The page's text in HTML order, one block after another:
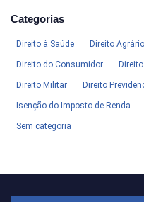
Categorias
Direito à Saúde Direito Agrário
Direito do Consumidor
Direito Militar Direito
Isenção do Imposto de Renda
Sem categoria